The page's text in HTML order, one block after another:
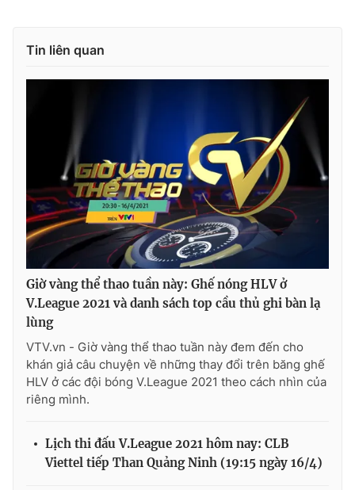
Tin liên quan
Giờ vàng thể thao tuần này: Ghế nóng HLV ở
V.League 2021 và danh sách top cầu thủ ghi bàn lạ
lùng
VTV.vn - Giờ vàng thể thao tuần này đem đến cho
khán giả câu chuyện về những thay đổi trên băng ghế
HLV ở các đội bóng V.League 2021 theo cách nhìn của
riêng mình.
Lịch thi đấu V.League 2021 hôm nay: CLB
Viettel tiếp Than Quảng Ninh (19:15 ngày 16/4)